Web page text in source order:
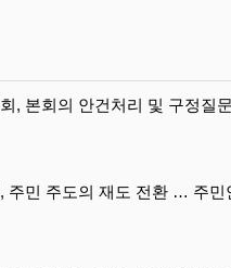
, 본회의 안건처리 및 구정질
주민 주도의 재도 전환 … 주